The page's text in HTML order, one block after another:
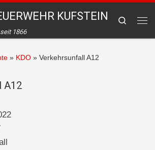
KUFSTEIN
1866
Search
» KDO » Verkehrsunfall A12
A12